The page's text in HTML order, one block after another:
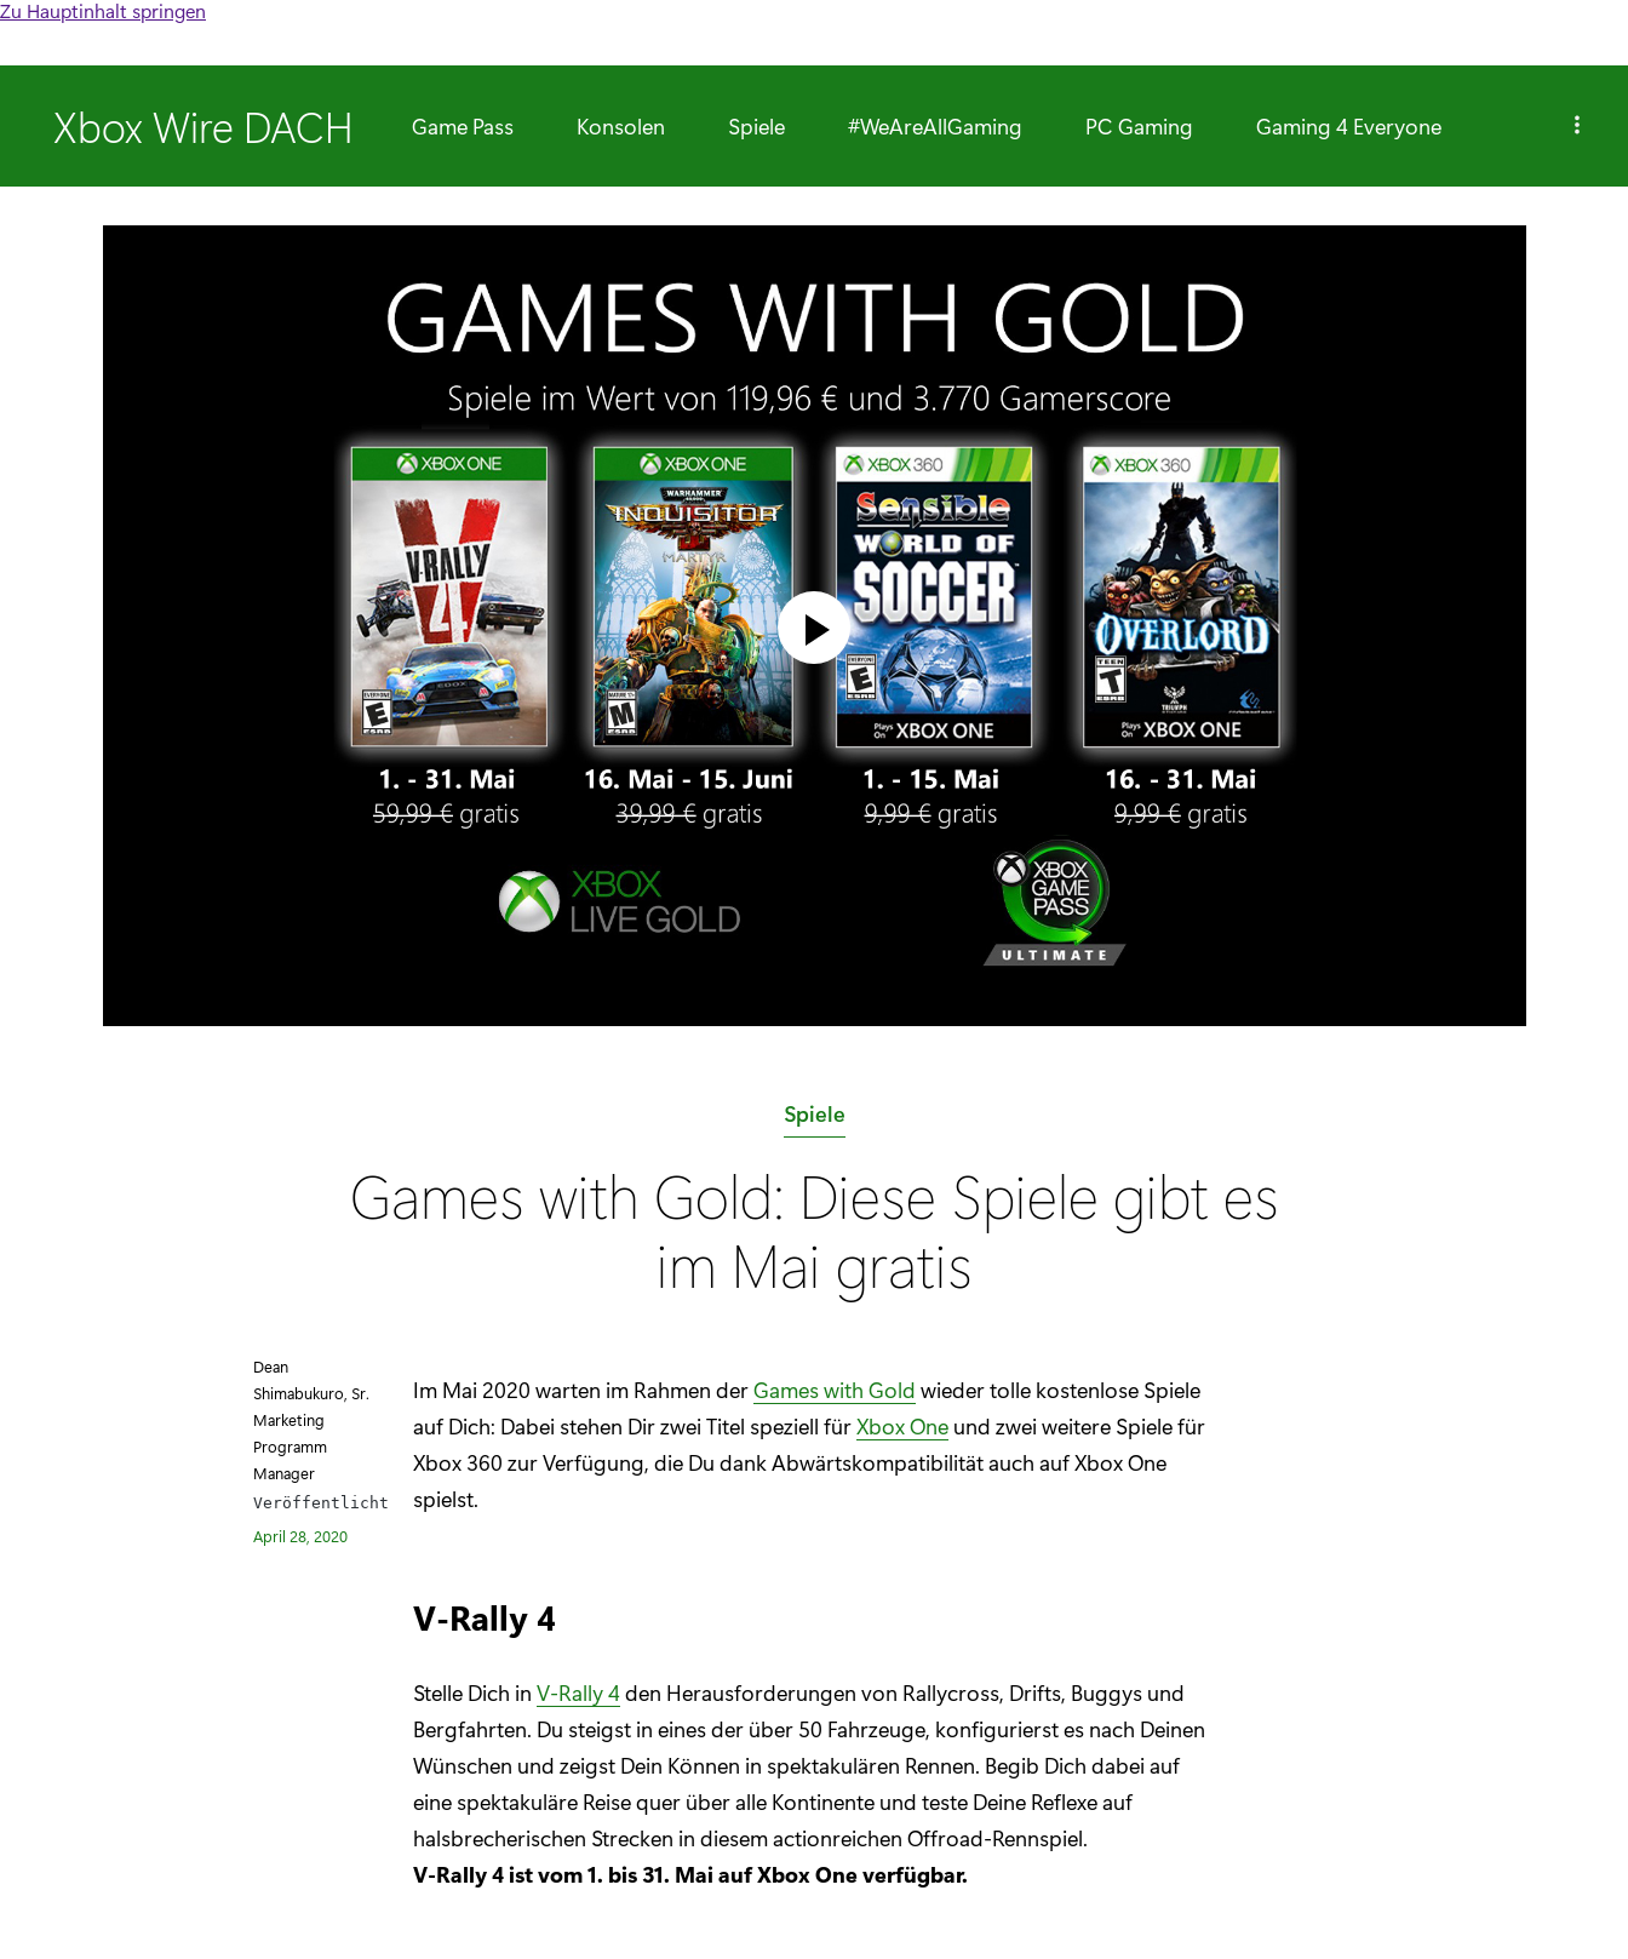
Zu Hauptinhalt springen
Xbox Wire DACH Game Pass Konsolen Spiele #WeAreAllGaming PC Gaming Gaming 4 Everyone
K
g
o
e
:
Spiele
Games with Gold: Diese Spiele gibt es
im Mai gratis
Dean
Shimabukuro, Sr.
Marketing
Programm
Manager
Veröffentlicht
April 28, 2020
Im Mai 2020 warten im Rahmen derGames with Gold wieder tolle kostenlose Spiele
auf Dich: Dabei stehen Dir zwei Titel speziell fürXbox One und zwei weitere Spiele für
Xbox 360 zur Verfügung, die Du dank Abwärtskompatibilität auch auf Xbox One
spielst.
V-Rally 4
Stelle Dich in V-Rally 4den Herausforderungen von Rallycross, Drifts, Buggys und
Bergfahrten. Du steigst in eines der über 50 Fahrzeuge, konfigurierst es nach Deinen
Wünschen und zeigst Dein Können in spektakulären Rennen. Begib Dich dabei auf
eine spektakuläre Reise quer über alle Kontinente und teste Deine Reflexe auf
halsbrecherischen Strecken in diesem actionreichen Offroad-Rennspiel.
V-Rally 4 ist vom 1. bis 31. Mai auf Xbox One verfügbar.